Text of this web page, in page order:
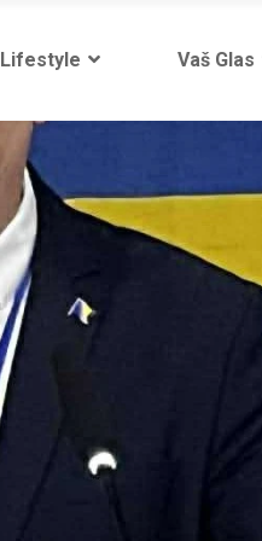
Lifestyle Vaš Glas